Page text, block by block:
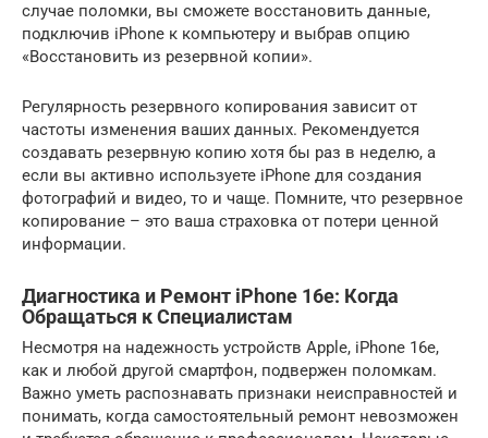
случае поломки, вы сможете восстановить данные,
подключив iPhone к компьютеру и выбрав опцию
«Восстановить из резервной копии».
Регулярность резервного копирования зависит от
частоты изменения ваших данных. Рекомендуется
создавать резервную копию хотя бы раз в неделю, а
если вы активно используете iPhone для создания
фотографий и видео, то и чаще. Помните, что резервное
копирование – это ваша страховка от потери ценной
информации.
Диагностика и Ремонт iPhone 16e: Когда
Обращаться к Специалистам
Несмотря на надежность устройств Apple, iPhone 16e,
как и любой другой смартфон, подвержен поломкам.
Важно уметь распознавать признаки неисправностей и
понимать, когда самостоятельный ремонт невозможен